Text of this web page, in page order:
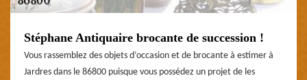
Stéphane Antiquaire brocante de succession !
Vous rassemblez des objets d’occasion et de brocante à estimer à
Jardres dans le 86800 puisque vous possédez un projet de les